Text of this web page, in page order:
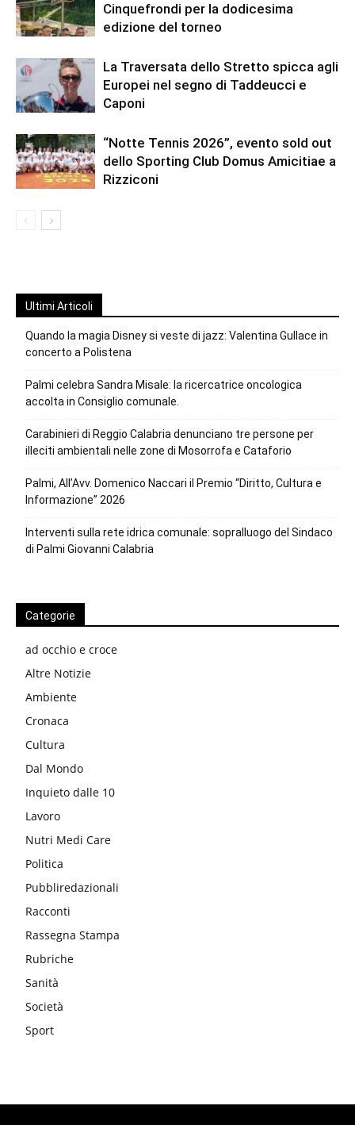
Cinquefrondi per la dodicesima
edizione del torneo
La Traversata dello Stretto spicca agli
Europei nel segno di Taddeucci e
Caponi
“Notte Tennis 2026”, evento sold out
dello Sporting Club Domus Amicitiae a
Rizziconi
Ultimi Articoli
Quando la magia Disney si veste di jazz: Valentina Gullace in
concerto a Polistena
Palmi celebra Sandra Misale: la ricercatrice oncologica
accolta in Consiglio comunale.
Carabinieri di Reggio Calabria denunciano tre persone per
illeciti ambientali nelle zone di Mosorrofa e Cataforio
Palmi, All’Avv. Domenico Naccari il Premio “Diritto, Cultura e
Informazione” 2026
Interventi sulla rete idrica comunale: sopralluogo del Sindaco
di Palmi Giovanni Calabria
Categorie
ad occhio e croce
Altre Notizie
Ambiente
Cronaca
Cultura
Dal Mondo
Inquieto dalle 10
Lavoro
Nutri Medi Care
Politica
Pubbliredazionali
Racconti
Rassegna Stampa
Rubriche
Sanità
Società
Sport